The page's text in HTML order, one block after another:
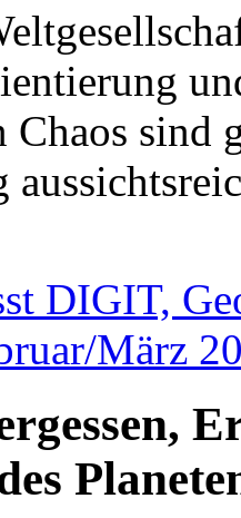
Chaos sind
DIGIT,
März